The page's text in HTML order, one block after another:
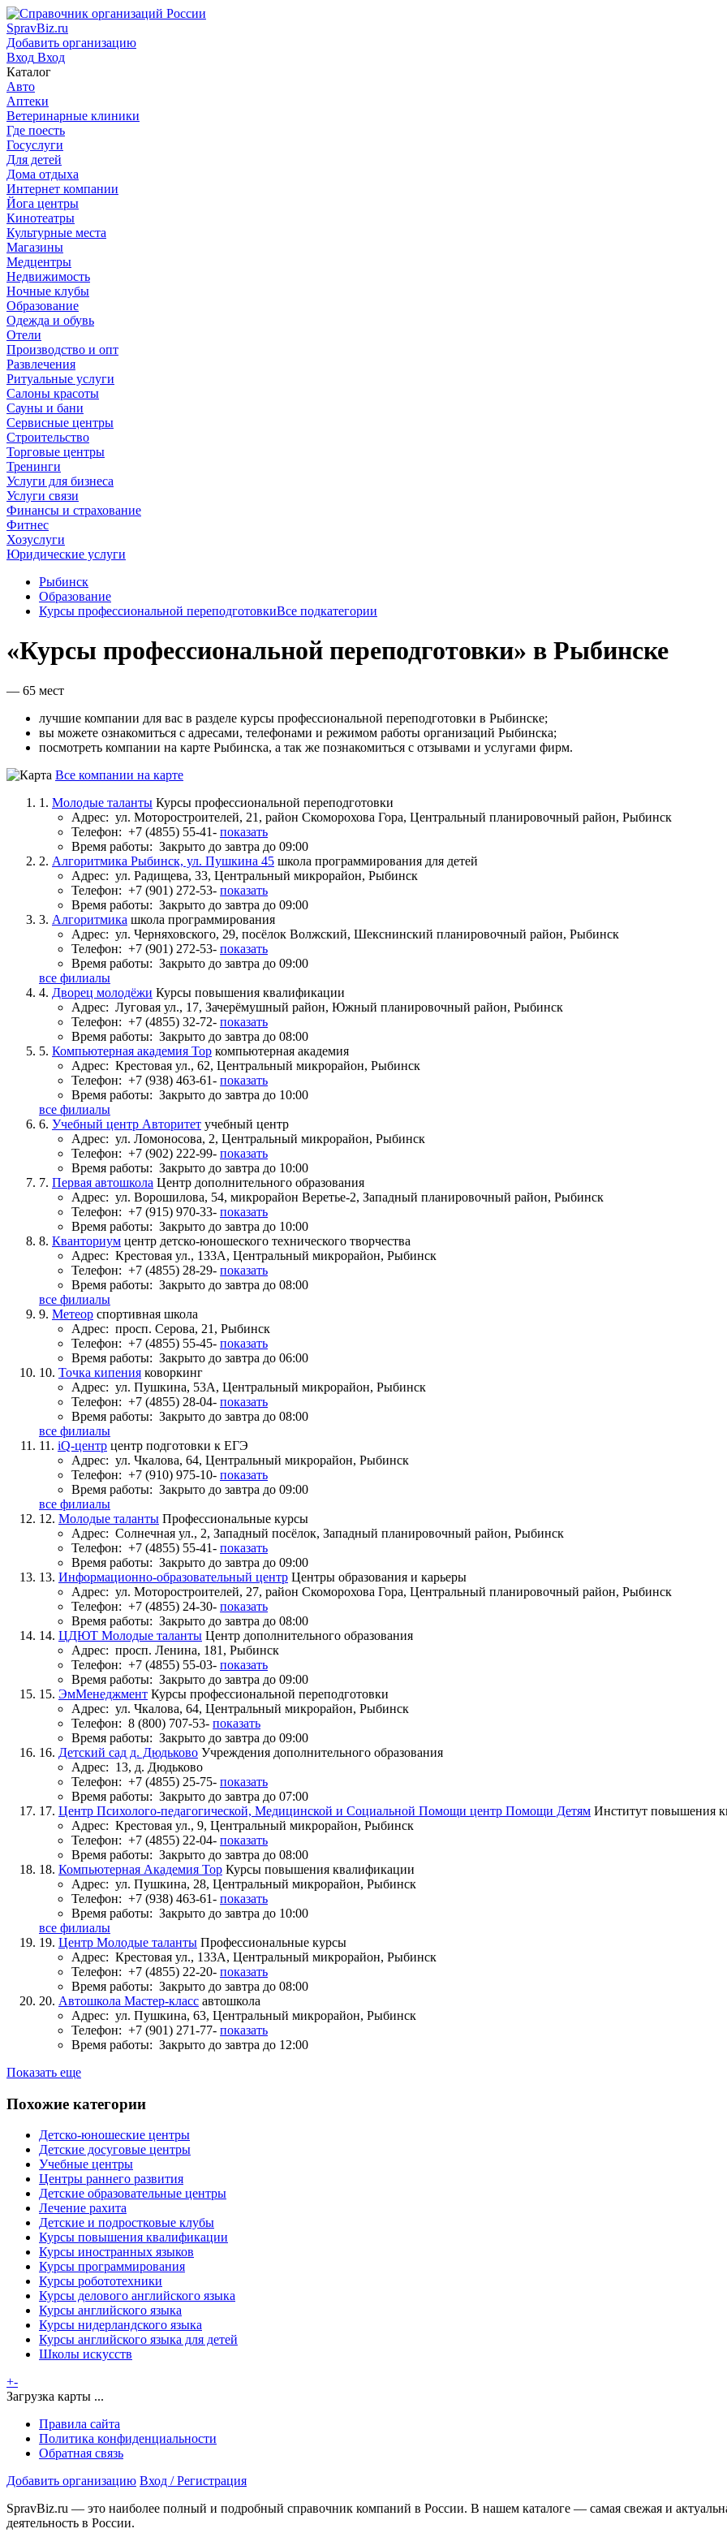
SpravBiz.ru
Добавить организацию
Вход Вход
Каталог
Авто
Аптеки
Ветеринарные клиники
Где поесть
Госуслуги
Для детей
Дома отдыха
Интернет компании
Йога центры
Кинотеатры
Культурные места
Магазины
Медцентры
Недвижимость
Ночные клубы
Образование
Одежда и обувь
Отели
Производство и опт
Развлечения
Ритуальные услуги
Салоны красоты
Сауны и бани
Сервисные центры
Строительство
Торговые центры
Тренинги
Услуги для бизнеса
Услуги связи
Финансы и страхование
Фитнес
Хозуслуги
Юридические услуги
Рыбинск
Образование
Курсы профессиональной переподготовкиВсе подкатегории
«Курсы профессиональной переподготовки» в Рыбинске
— 65 мест
лучшие компании для вас в разделе курсы профессиональной переподготовки в Рыбинске;
вы можете ознакомиться с адресами, телефонами и режимом работы организаций Рыбинска;
посмотреть компании на карте Рыбинска, а так же познакомиться с отзывами и услугами фирм.
Все компании на карте
1. Молодые таланты Курсы профессиональной переподготовки
Адрес: ул. Моторостроителей, 21, район Скоморохова Гора, Центральный планировочный район, Рыбинск
Телефон: +7 (4855) 55-41- показать
Время работы: Закрыто до завтра до 09:00
2. Алгоритмика Рыбинск, ул. Пушкина 45 школа программирования для детей
Адрес: ул. Радищева, 33, Центральный микрорайон, Рыбинск
Телефон: +7 (901) 272-53- показать
Время работы: Закрыто до завтра до 09:00
3. Алгоритмика школа программирования
Адрес: ул. Черняховского, 29, посёлок Волжский, Шекснинский планировочный район, Рыбинск
Телефон: +7 (901) 272-53- показать
Время работы: Закрыто до завтра до 09:00
все филиалы
4. Дворец молодёжи Курсы повышения квалификации
Адрес: Луговая ул., 17, Зачерёмушный район, Южный планировочный район, Рыбинск
Телефон: +7 (4855) 32-72- показать
Время работы: Закрыто до завтра до 08:00
5. Компьютерная академия Top компьютерная академия
Адрес: Крестовая ул., 62, Центральный микрорайон, Рыбинск
Телефон: +7 (938) 463-61- показать
Время работы: Закрыто до завтра до 10:00
все филиалы
6. Учебный центр Авторитет учебный центр
Адрес: ул. Ломоносова, 2, Центральный микрорайон, Рыбинск
Телефон: +7 (902) 222-99- показать
Время работы: Закрыто до завтра до 10:00
7. Первая автошкола Центр дополнительного образования
Адрес: ул. Ворошилова, 54, микрорайон Веретье-2, Западный планировочный район, Рыбинск
Телефон: +7 (915) 970-33- показать
Время работы: Закрыто до завтра до 10:00
8. Кванториум центр детско-юношеского технического творчества
Адрес: Крестовая ул., 133А, Центральный микрорайон, Рыбинск
Телефон: +7 (4855) 28-29- показать
Время работы: Закрыто до завтра до 08:00
все филиалы
9. Метеор спортивная школа
Адрес: просп. Серова, 21, Рыбинск
Телефон: +7 (4855) 55-45- показать
Время работы: Закрыто до завтра до 06:00
10. Точка кипения коворкинг
Адрес: ул. Пушкина, 53А, Центральный микрорайон, Рыбинск
Телефон: +7 (4855) 28-04- показать
Время работы: Закрыто до завтра до 08:00
все филиалы
11. iQ-центр центр подготовки к ЕГЭ
Адрес: ул. Чкалова, 64, Центральный микрорайон, Рыбинск
Телефон: +7 (910) 975-10- показать
Время работы: Закрыто до завтра до 09:00
все филиалы
12. Молодые таланты Профессиональные курсы
Адрес: Солнечная ул., 2, Западный посёлок, Западный планировочный район, Рыбинск
Телефон: +7 (4855) 55-41- показать
Время работы: Закрыто до завтра до 09:00
13. Информационно-образовательный центр Центры образования и карьеры
Адрес: ул. Моторостроителей, 27, район Скоморохова Гора, Центральный планировочный район, Рыбинск
Телефон: +7 (4855) 24-30- показать
Время работы: Закрыто до завтра до 08:00
14. ЦДЮТ Молодые таланты Центр дополнительного образования
Адрес: просп. Ленина, 181, Рыбинск
Телефон: +7 (4855) 55-03- показать
Время работы: Закрыто до завтра до 09:00
15. ЭмМенеджмент Курсы профессиональной переподготовки
Адрес: ул. Чкалова, 64, Центральный микрорайон, Рыбинск
Телефон: 8 (800) 707-53- показать
Время работы: Закрыто до завтра до 09:00
16. Детский сад д. Дюдьково Учреждения дополнительного образования
Адрес: 13, д. Дюдьково
Телефон: +7 (4855) 25-75- показать
Время работы: Закрыто до завтра до 07:00
17. Центр Психолого-педагогической, Медицинской и Социальной Помощи центр Помощи Детям Институт повышения
Адрес: Крестовая ул., 9, Центральный микрорайон, Рыбинск
Телефон: +7 (4855) 22-04- показать
Время работы: Закрыто до завтра до 08:00
18. Компьютерная Академия Top Курсы повышения квалификации
Адрес: ул. Пушкина, 28, Центральный микрорайон, Рыбинск
Телефон: +7 (938) 463-61- показать
Время работы: Закрыто до завтра до 10:00
все филиалы
19. Центр Молодые таланты Профессиональные курсы
Адрес: Крестовая ул., 133А, Центральный микрорайон, Рыбинск
Телефон: +7 (4855) 22-20- показать
Время работы: Закрыто до завтра до 08:00
20. Автошкола Мастер-класс автошкола
Адрес: ул. Пушкина, 63, Центральный микрорайон, Рыбинск
Телефон: +7 (901) 271-77- показать
Время работы: Закрыто до завтра до 12:00
Показать еще
Похожие категории
Детско-юношеские центры
Детские досуговые центры
Учебные центры
Центры раннего развития
Детские образовательные центры
Лечение рахита
Детские и подростковые клубы
Курсы повышения квалификации
Курсы иностранных языков
Курсы программирования
Курсы робототехники
Курсы делового английского языка
Курсы английского языка
Курсы нидерландского языка
Курсы английского языка для детей
Школы искусств
+-
Загрузка карты ...
Правила сайта
Политика конфиденциальности
Обратная связь
Добавить организацию Вход / Регистрация
SpravBiz.ru — это наиболее полный и подробный справочник компаний в России. В нашем каталоге — самая свежая и
деятельность в России.